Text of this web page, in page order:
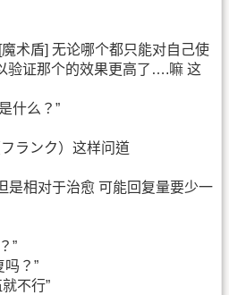
术盾] 无论哪个都只能对自己使
验证那个的效果更高了….嘛 这
什么？”
ランク）这样问道
是相对于治愈 可能回复量要少一
”
吗？”
不行”